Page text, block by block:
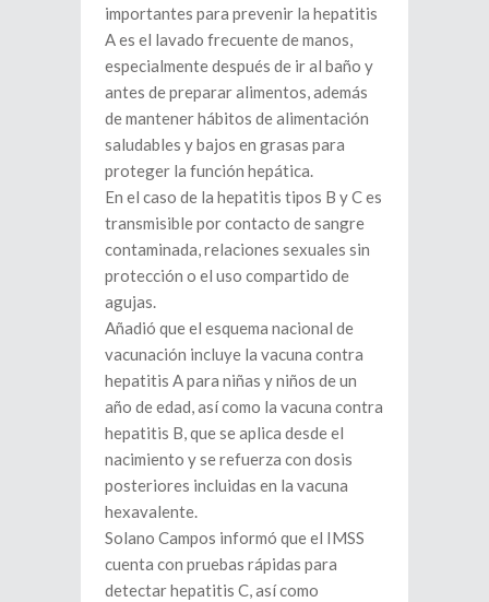
importantes para prevenir la hepatitis
A es el lavado frecuente de manos,
especialmente después de ir al baño y
antes de preparar alimentos, además
de mantener hábitos de alimentación
saludables y bajos en grasas para
proteger la función hepática.
En el caso de la hepatitis tipos B y C es
transmisible por contacto de sangre
contaminada, relaciones sexuales sin
protección o el uso compartido de
agujas.
Añadió que el esquema nacional de
vacunación incluye la vacuna contra
hepatitis A para niñas y niños de un
año de edad, así como la vacuna contra
hepatitis B, que se aplica desde el
nacimiento y se refuerza con dosis
posteriores incluidas en la vacuna
hexavalente.
Solano Campos informó que el IMSS
cuenta con pruebas rápidas para
detectar hepatitis C, así como